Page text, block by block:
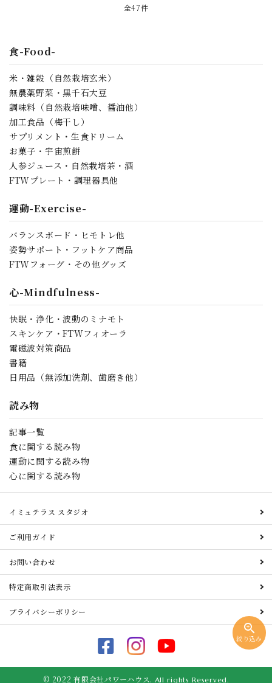
全47件
zoom_in
絞り込み
食-Food-
米・雑穀（自然栽培玄米）
無農薬野菜・黒千石大豆
調味料（自然栽培味噌、醤油他）
加工食品（梅干し）
サプリメント・生食ドリーム
お菓子・宇宙煎餅
人参ジュース・自然栽培茶・酒
FTWプレート・調理器具他
運動-Exercise-
バランスボード・ヒモトレ他
姿勢サポート・フットケア商品
FTWフォーグ・その他グッズ
心-Mindfulness-
快眠・浄化・波動のミナモト
スキンケア・FTWフィオーラ
電磁波対策商品
書籍
日用品（無添加洗剤、歯磨き他）
読み物
記事一覧
食に関する読み物
運動に関する読み物
心に関する読み物
イミュテラス スタジオ
ご利用ガイド
お問い合わせ
特定商取引法表示
プライバシーポリシー
© 2022 有限会社パワーハウス. All rights Reserved.